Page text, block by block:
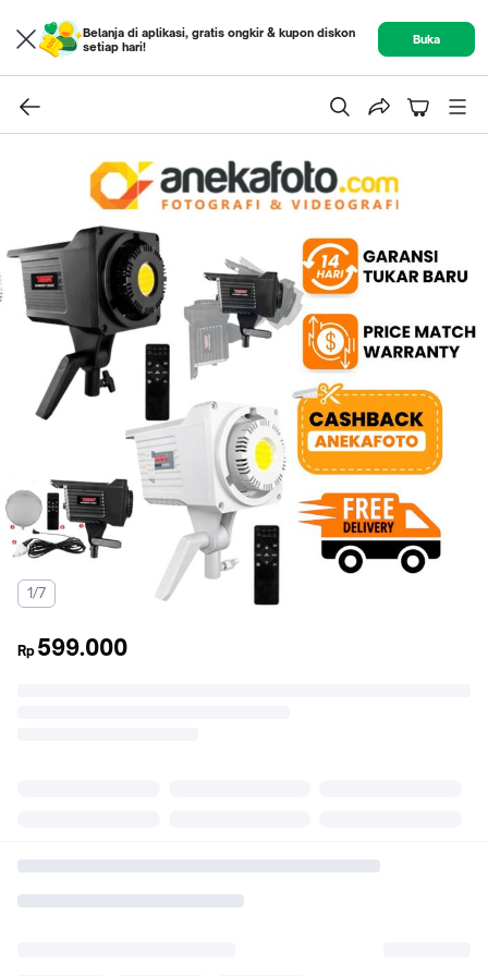
Belanja di aplikasi, gratis ongkir & kupon diskon
setiap hari!
Buka
1/7
Rp 599.000